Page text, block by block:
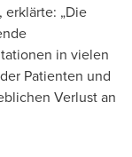
erklärte: „Die
in vielen
Patienten und
Verlust an